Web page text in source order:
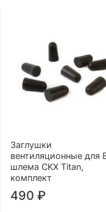
Заглушки
вентиляционные для
шлема CKX Titan,
комплект
490 ₽